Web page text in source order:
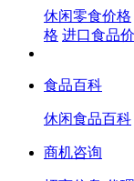
休闲零食价格
格 进口食品
食品百科
休闲食品百科
商机咨询